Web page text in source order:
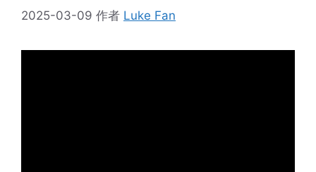
2025-03-09 作者 Luke Fan